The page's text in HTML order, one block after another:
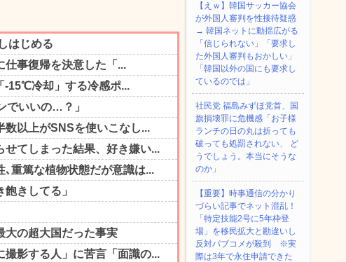
【えｗ】韓国サッカー協会
が外国人審判を性接待疑惑
→ 韓国ネットに動揺広がる
「信じられない」「要求し
た外国人審判もおかしい」
「韓国以外の国にも要求し
ているのでは」
社民党 福島みずほ党首、国
旗損壊罪に危機感「お子様
ランチの日の丸は折っても
破っても処罰されない、 ど
うでしょう。本当にそうな
のか」
【重要】時事通信の分かり
づらい記事でネット混乱！
「特定技能2号に5年枠登
場」を移民拡大と勘違いし
反対パブコメが殺到 ※実
際は3年で永住申請できた